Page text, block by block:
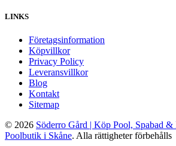
LINKS
Företagsinformation
Köpvillkor
Privacy Policy
Leveransvillkor
Blog
Kontakt
Sitemap
© 2026 Söderro Gård | Köp Pool, Spabad
Poolbutik i Skåne. Alla rättigheter förbehålls